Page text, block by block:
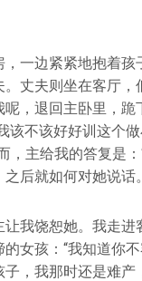
，一边紧紧地抱着孩
丈夫则坐在客厅，
呢，退回主卧里，跪
该不该好好训这个
，主给我的答复是
后就如何对她说话
让我饶恕她。我走进
女孩：“我知道你
子，我那时还是难产